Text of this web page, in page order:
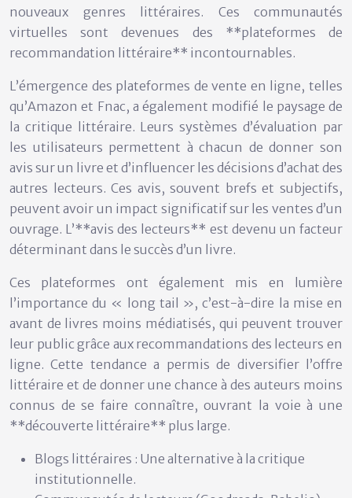
nouveaux genres littéraires. Ces communautés
virtuelles sont devenues des **plateformes de
recommandation littéraire** incontournables.
L’émergence des plateformes de vente en ligne, telles
qu’Amazon et Fnac, a également modifié le paysage de
la critique littéraire. Leurs systèmes d’évaluation par
les utilisateurs permettent à chacun de donner son
avis sur un livre et d’influencer les décisions d’achat des
autres lecteurs. Ces avis, souvent brefs et subjectifs,
peuvent avoir un impact significatif sur les ventes d’un
ouvrage. L’**avis des lecteurs** est devenu un facteur
déterminant dans le succès d’un livre.
Ces plateformes ont également mis en lumière
l’importance du « long tail », c’est-à-dire la mise en
avant de livres moins médiatisés, qui peuvent trouver
leur public grâce aux recommandations des lecteurs en
ligne. Cette tendance a permis de diversifier l’offre
littéraire et de donner une chance à des auteurs moins
connus de se faire connaître, ouvrant la voie à une
**découverte littéraire** plus large.
Blogs littéraires : Une alternative à la critique
institutionnelle.